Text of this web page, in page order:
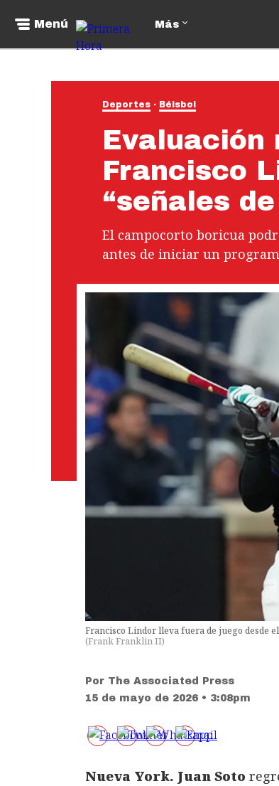
Menú Más
Deportes Béisbol
Francisco
“señales
El campocorto boricua
antes de iniciar un
Francisco Lindor lleva fuera de juego desde
(Frank Franklin II)
Por The Associated Press
15 de mayo de 2026 • 3:08pm
Nueva York. Juan Soto